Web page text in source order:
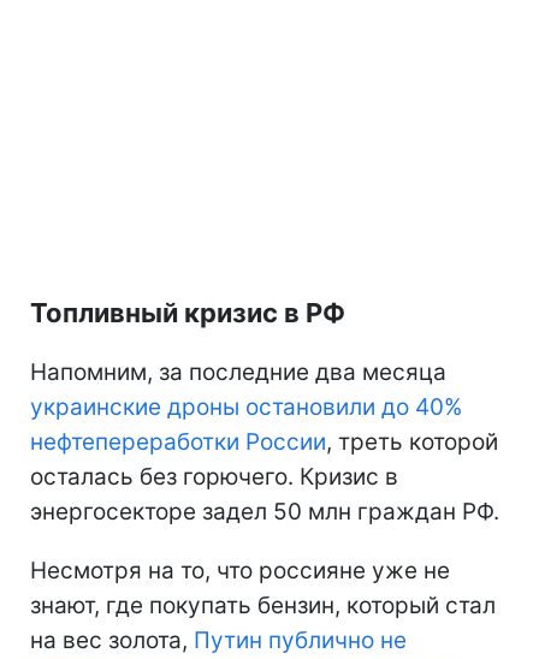
Топливный кризис в РФ
Напомним, за последние два месяца
украинские дроны остановили до 40%
нефтепереработки России, треть которой
осталась без горючего. Кризис в
энергосекторе задел 50 млн граждан РФ.
Несмотря на то, что россияне уже не
знают, где покупать бензин, который стал
на вес золота, Путин публично не